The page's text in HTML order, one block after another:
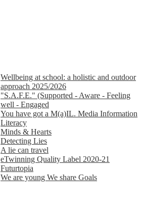
Wellbeing at school: a holistic and outdoor
approach 2025/2026
"S.A.F.E." (Supported - Aware - Feeling
well - Engaged
You have got a M(a)IL. Media Information
Literacy
Minds & Hearts
Detecting Lies
A lie can travel
eTwinning Quality Label 2020-21
Futurtopia
We are young We share Goals